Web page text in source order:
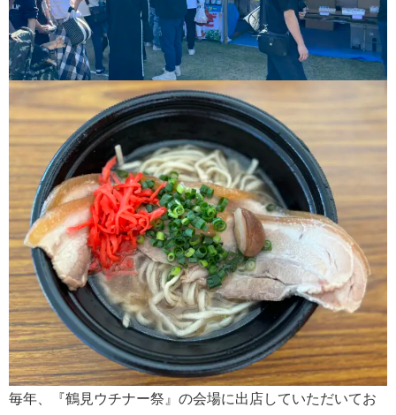
毎年、『鶴見ウチナー祭』の会場に出店していただいてお